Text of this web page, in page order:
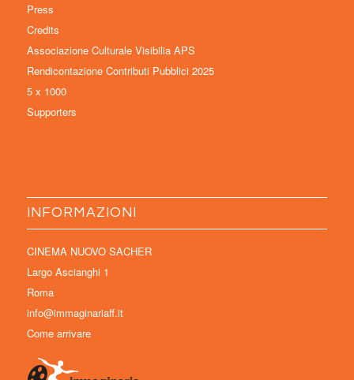
Press
Credits
Associazione Culturale Visibilia APS
Rendicontazione Contributi Pubblici 2025
5 x 1000
Supporters
INFORMAZIONI
CINEMA NUOVO SACHER
Largo Ascianghi 1
Roma
info@immaginariaff.it
Come arrivare